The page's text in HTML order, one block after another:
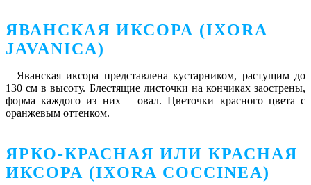
ЯВАНСКАЯ ИКСОРА (IXORA
JAVANICA)
Яванская иксора представлена кустарником, растущим до
130 см в высоту. Блестящие листочки на кончиках заострены,
форма каждого из них – овал. Цветочки красного цвета с
оранжевым оттенком.
ЯРКО-КРАСНАЯ ИЛИ КРАСНАЯ
ИКСОРА (IXORA COCCINEA)